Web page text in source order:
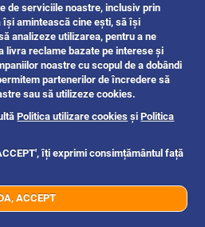
Trimite mesaj
pentru copii si...
jocuri
de serviciile noastre, inclusiv prin
amintească cine ești, să își
analizeze utilizarea, pentru a ne
livra reclame bazate pe interese și
noastre cu scopul de a dobândi
partenerilor de încredere să
sau să utilizeze cookies.
Politica utilizare cookies șiPolitica
îți exprimi consimțământul față
ACCEPT